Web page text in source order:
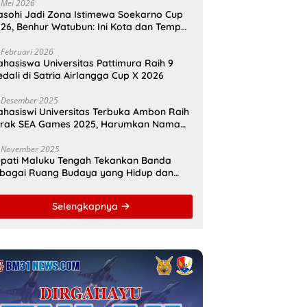
2026
Jadi Zona Istimewa Soekarno Cup
Benhur Watubun: Ini Kota dan Tempat
2026
Universitas Pattimura Raih 9
di Satria Airlangga Cup X 2026
2025
Universitas Terbuka Ambon Raih
SEA Games 2025, Harumkan Nama
2025
Maluku Tengah Tekankan Banda
Ruang Budaya yang Hidup dan
Selengkapnya